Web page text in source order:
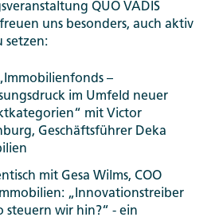
QUO VADIS
uns besonders, auch aktiv
setzen:
–
im Umfeld neuer
mit Victor
Geschäftsführer Deka
mit Gesa Wilms, COO
„Innovationstreiber
steuern wir hin?“ - ein